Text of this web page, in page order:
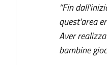
“Fin
quest'area
Aver
bambine